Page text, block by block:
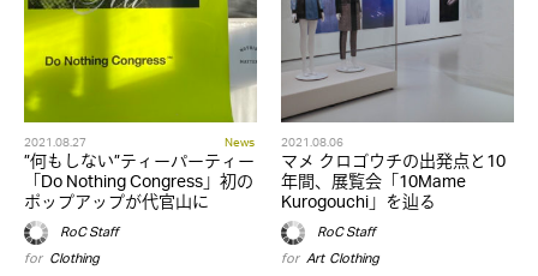
2021.08.27 News
”何もしない”ティーパーティー
「Do Nothing Congress」初の
ポップアップが代官山に
RoC Staff
for Clothing
2021.08.06
マメ クロゴウチの出発点と10
年間、展覧会「10Mame
Kurogouchi」を辿る
RoC Staff
for Art,Clothing